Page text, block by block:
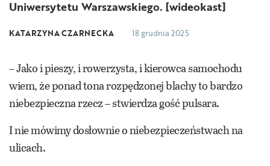
Uniwersytetu Warszawskiego. [wideokast]
KATARZYNA CZARNECKA 18 grudnia 2025
– Jako i pieszy, i rowerzysta, i kierowca samochodu
wiem, że ponad tona rozpędzonej blachy to bardzo
niebezpieczna rzecz – stwierdza gość pulsara.
I nie mówimy dosłownie o niebezpieczeństwach na
ulicach.